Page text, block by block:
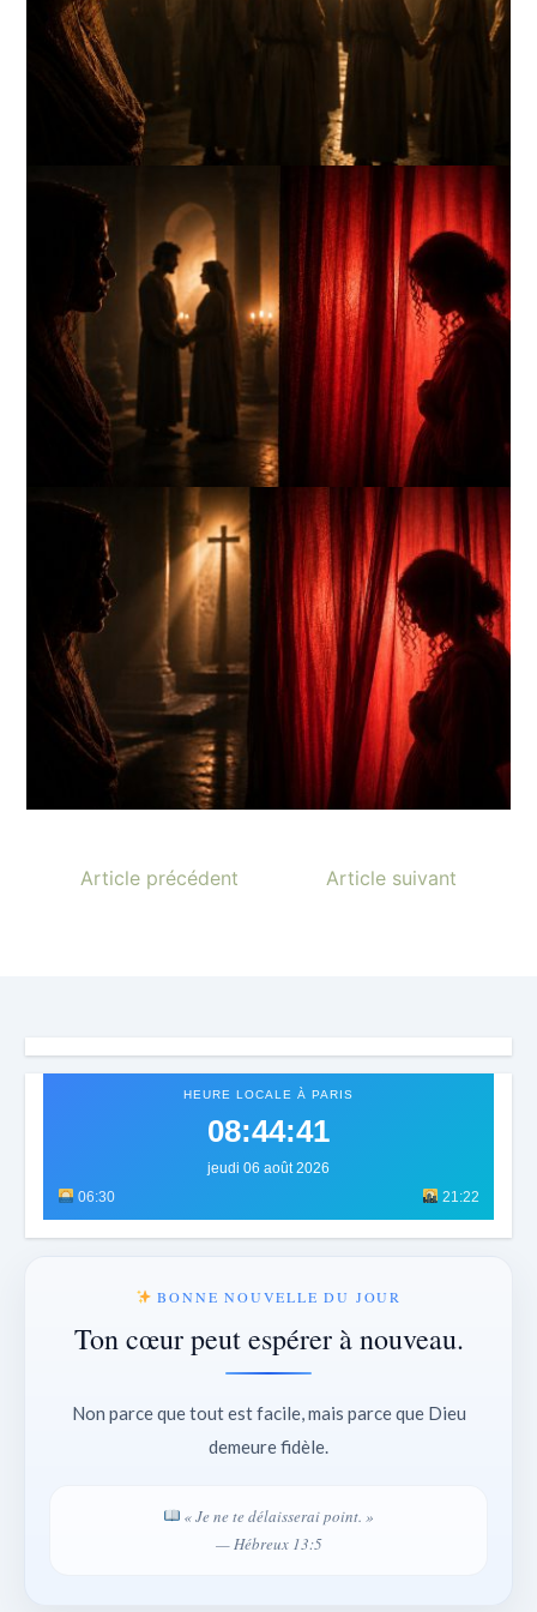
Article précédent Article suivant
HEURE LOCALE À PARIS
08:44:43
jeudi 06 août 2026
06:30
21:22
BONNE NOUVELLE DU JOUR
Ton cœur peut espérer à nouveau.
Non parce que tout est facile, mais parce que Dieu
demeure fidèle.
« Je ne te délaisserai point. »
— Hébreux 13:5